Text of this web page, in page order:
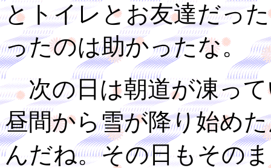
とトイレとお友達だっ
ったのは助かったな。
次の日は朝道が凍って
昼間から雪が降り始め
んだね。その日もその